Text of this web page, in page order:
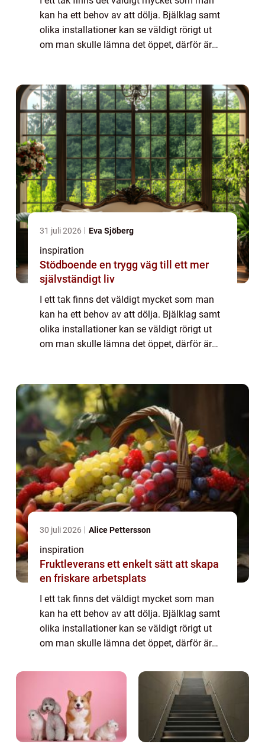
kan ha ett behov av att dölja. Bjälklag samt
olika installationer kan se väldigt rörigt ut
om man skulle lämna det öppet, därför är
31 juli 2026 Eva Sjöberg
inspiration
Stödboende en trygg väg till ett mer
självständigt liv
I ett tak finns det väldigt mycket som man
kan ha ett behov av att dölja. Bjälklag samt
olika installationer kan se väldigt rörigt ut
om man skulle lämna det öppet, därför är
30 juli 2026 Alice Pettersson
inspiration
Fruktleverans ett enkelt sätt att skapa
en friskare arbetsplats
I ett tak finns det väldigt mycket som man
kan ha ett behov av att dölja. Bjälklag samt
olika installationer kan se väldigt rörigt ut
om man skulle lämna det öppet, därför är
allt oönskat och göra att rumm...